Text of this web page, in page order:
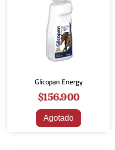
Glicopan Energy
$156.900
Agotado